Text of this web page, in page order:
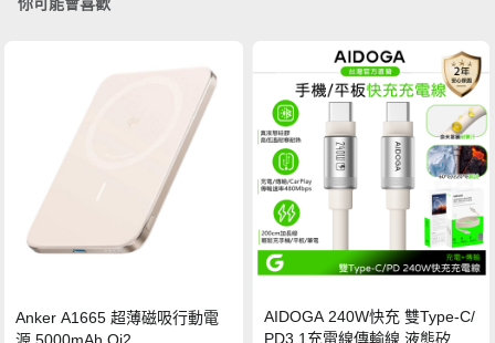
Anker A1665 超薄磁吸行動電
源 5000mAh Qi2
AIDOGA 240W快充 雙Type-C/
PD3.1充電線傳輸線 液態矽膠